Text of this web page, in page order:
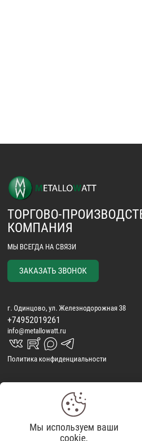
ТОРГОВО-
КОМПАНИЯ
МЫ ВСЕГДА НА СВЯЗИ
ЗАКАЗАТЬ ЗВОНОК
г. Одинцово, ул. Железнодорожная 38
+74952019261
info@metallowatt.ru
vk_in rutube_in max_s telegrams_in
Политика конфиденциальности
Спальные
наборы
КОНТАКТЫ
ОТЗЫВЫ
ДОСТАВКА
ВИДЕООБЗОРЫ
Мы используем ваши
cookie.